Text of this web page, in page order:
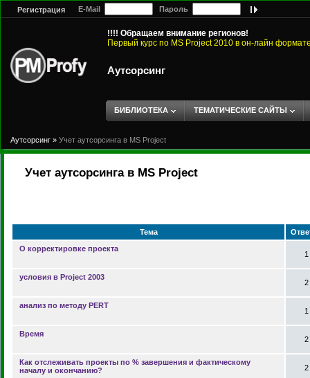
Регистрация E-Mail Пароль
!!!! Обращаем внимание регионов!
Первый курс по MS Project 2010 в он-лайн
Аутсорсинг
БИБЛИОТЕКА ТЕМАТИЧЕСКИЕ САЙТЫ
Аутсорсинг » Учет аутсорсинга в MS Project
Учет аутсорсинга в MS Project
Тема
О корректировке проекта
1
условия в Project 2003
2
анализ по методу PERT
1
Время
2
Как отслеживать проекты по % завершения и фактическому
началу и окончанию?
2